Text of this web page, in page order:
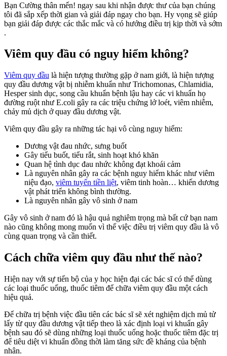
Bạn Cường thân mến! ngay sau khi nhận được thư của bạn chúng
tôi đã sắp xếp thời gian và giải đáp ngay cho bạn. Hy vọng sẽ giúp
bạn giải đáp được các thắc mắc và có hướng điều trị kịp thời và sớm
.
Viêm quy đầu có nguy hiểm không?
Viêm quy đầu là hiện tượng thường gặp ở nam giới, là hiện tượng
quy đầu dương vật bị nhiễm khuẩn như Trichomonas, Chlamidia,
Hesper sinh dục, song cầu khuẩn bệnh lậu hay các vi khuẩn họ
đường ruột như E.coli gây ra các triệu chứng lở loét, viêm nhiễm,
chảy mủ dịch ở quay đầu dương vật.
Viêm quy đầu gây ra những tác hại vô cùng nguy hiểm:
Dương vật đau nhức, sưng buốt
Gây tiểu buốt, tiểu rắt, sinh hoạt khó khăn
Quan hệ tình dục đau nhức không đạt khoái cảm
Là nguyên nhân gây ra các bệnh nguy hiểm khác như viêm
niệu đạo, viêm tuyến tiền liệt, viêm tinh hoàn… khiến dương
vật phát triển không bình thường.
Là nguyên nhân gây vô sinh ở nam
Gây vô sinh ở nam đó là hậu quả nghiêm trọng mà bất cứ bạn nam
nào cũng không mong muốn vì thế việc điều trị viêm quy đầu là vô
cùng quan trọng và cần thiết.
Cách chữa viêm quy đầu như thế nào?
Hiện nay với sự tiến bộ của y học hiện đại các bác sĩ có thể dùng
các loại thuốc uống, thuốc tiêm để chữa viêm quy đầu một cách
hiệu quả.
Để chữa trị bệnh việc đầu tiên các bác sĩ sẽ xét nghiệm dịch mủ tử
lấy từ quy đầu dương vật tiếp theo là xác định loại vi khuẩn gây
bệnh sau đó sẽ dùng những loại thuốc uống hoặc thuốc tiêm đặc trị
để tiêu diệt vi khuẩn đồng thời làm tăng sức đề kháng của bệnh
nhân.